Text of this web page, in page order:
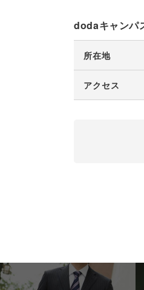
dodaキャンパ
所在地
アクセス